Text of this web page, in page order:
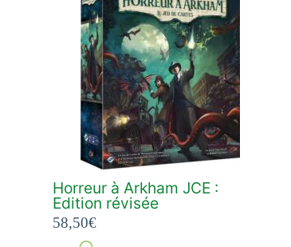
Horreur à Arkham JCE :
Edition révisée
58,50€